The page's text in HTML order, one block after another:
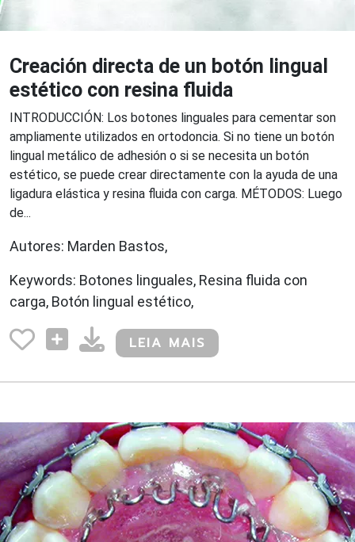
Creación directa de un botón lingual
estético con resina fluida
INTRODUCCIÓN: Los botones linguales para cementar son
ampliamente utilizados en ortodoncia. Si no tiene un botón
lingual metálico de adhesión o si se necesita un botón
estético, se puede crear directamente con la ayuda de una
ligadura elástica y resina fluida con carga. MÉTODOS: Luego
de...
Autores: Marden Bastos,
Keywords: Botones linguales, Resina fluida con
carga, Botón lingual estético,
LEIA MAIS